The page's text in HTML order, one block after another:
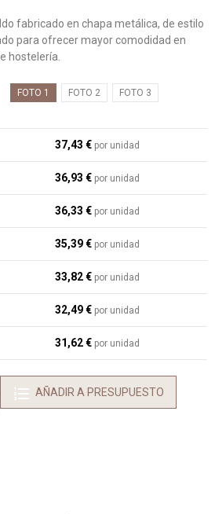
fabricado en chapa metálica, de estilo
para ofrecer mayor comodidad en
hostelería.
FOTO 1 FOTO 2 FOTO 3
37,43 € por unidad
36,93 € por unidad
36,33 € por unidad
35,39 € por unidad
33,82 € por unidad
32,49 € por unidad
31,62 € por unidad
AÑADIR A PRESUPUESTO